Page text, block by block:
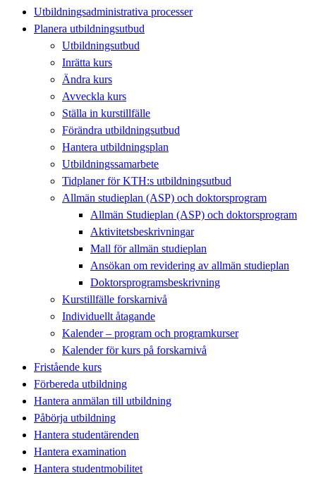
Utbildningsadministrativa processer
Planera utbildningsutbud
Utbildningsutbud
Inrätta kurs
Ändra kurs
Avveckla kurs
Ställa in kurstillfälle
Förändra utbildningsutbud
Hantera utbildningsplan
Utbildningssamarbete
Tidplaner för KTH:s utbildningsutbud
Allmän studieplan (ASP) och doktorsprogram
Allmän Studieplan (ASP) och doktorsprogram
Aktivitetsbeskrivningar
Mall för allmän studieplan
Ansökan om revidering av allmän studieplan
Doktorsprogramsbeskrivning
Kurstillfälle forskarnivå
Individuellt åtagande
Kalender – program och programkurser
Kalender för kurs på forskarnivå
Fristående kurs
Förbereda utbildning
Hantera anmälan till utbildning
Påbörja utbildning
Hantera studentärenden
Hantera examination
Hantera studentmobilitet